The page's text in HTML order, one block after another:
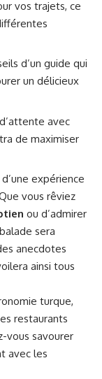
vos trajets, ce
d’un guide qui
un délicieux
avec
de maximiser
expérience
vous rêviez
ou d’admirer
sera
anecdotes
ainsi tous
turque,
restaurants
vous savourer
avec les